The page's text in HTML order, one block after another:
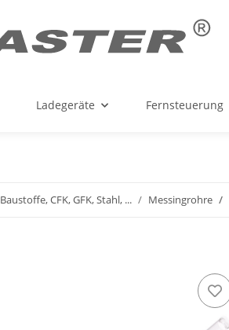
Ladegeräte Fernsteuerung
Baustoffe, CFK, GFK, Stahl, ... Messingrohre